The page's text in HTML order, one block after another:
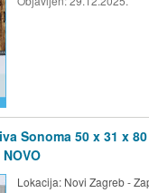
Sonoma 50 x 31 x
Lokacija: Novi Zagreb -